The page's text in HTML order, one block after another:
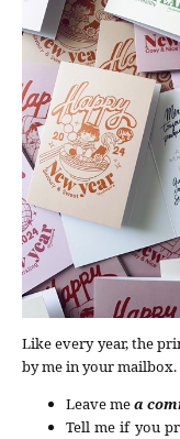
Like every year, the
by me in your mailbox.
Leave mea
Tell me if you